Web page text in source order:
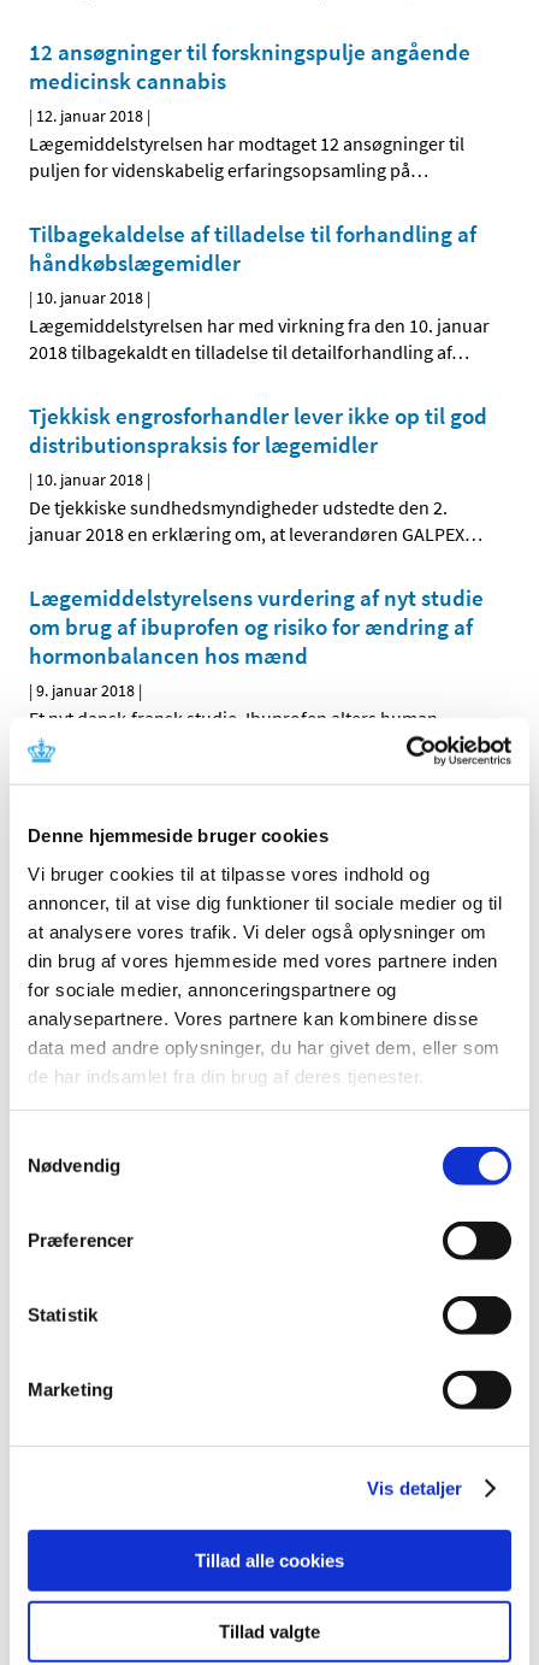
Denne hjemmeside bruger cookies
Vi bruger cookies til at tilpasse vores indhold og
annoncer, til at vise dig funktioner til sociale medier og til
at analysere vores trafik. Vi deler også oplysninger om
din brug af vores hjemmeside med vores partnere inden
for sociale medier, annonceringspartnere og
analysepartnere. Vores partnere kan kombinere disse
data med andre oplysninger, du har givet dem, eller som
de har indsamlet fra din brug af deres tjenester.
Nødvendig
Præferencer
Statistik
Marketing
Vis detaljer
Tillad alle cookies
Tillad valgte
12 ansøgninger til forskningspulje angående
medicinsk cannabis
| 12. januar 2018 |
Lægemiddelstyrelsen har modtaget 12 ansøgninger til
puljen for videnskabelig erfaringsopsamling på…
Tilbagekaldelse af tilladelse til forhandling af
håndkøbslægemidler
| 10. januar 2018 |
Lægemiddelstyrelsen har med virkning fra den 10. januar
2018 tilbagekaldt en tilladelse til detailforhandling af…
Tjekkisk engrosforhandler lever ikke op til god
distributionspraksis for lægemidler
| 10. januar 2018 |
De tjekkiske sundhedsmyndigheder udstedte den 2.
januar 2018 en erklæring om, at leverandøren GALPEX…
Lægemiddelstyrelsens vurdering af nyt studie
om brug af ibuprofen og risiko for ændring af
hormonbalancen hos mænd
|9. januar 2018 |
Et nyt dansk-fransk studie, Ibuprofen alters human
testicular physiology to produce a state of
|4. januar 2018|
Lægemiddelstyrelsen har besluttet, at Innovair NEXThaler
skal have generelt tilskud. Innovair NEXThaler …
Forrige 1 … 6 7 8
Alle (2506)
2025 (158)
2023 (195)
2018 (150)
juli (8)